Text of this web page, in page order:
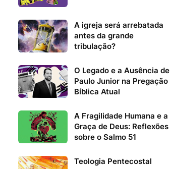
A igreja será arrebatada
antes da grande
tribulação?
O Legado e a Ausência de
Paulo Junior na Pregação
Bíblica Atual
A Fragilidade Humana e a
Graça de Deus: Reflexões
sobre o Salmo 51
Teologia Pentecostal